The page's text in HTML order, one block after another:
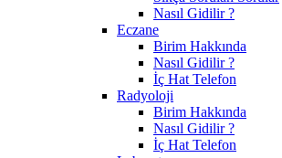
Nasıl Gidilir ?
Eczane
Birim Hakkında
Nasıl Gidilir ?
İç Hat Telefon
Radyoloji
Birim Hakkında
Nasıl Gidilir ?
İç Hat Telefon